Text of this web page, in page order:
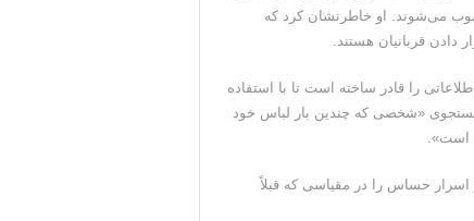
می‌شوند. او خاطرنشان کرد که
قربانیان هستند.
را قادر ساخته است تا با استفاده
جستجوی «شخصی که چندین بار لباس خود
است».
اسرار حساس را در مقیاسی که قبلاً